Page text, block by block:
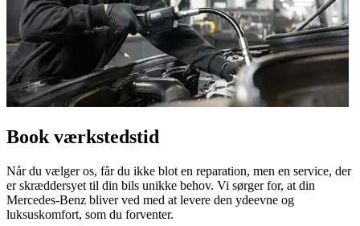
Book værkstedstid
Når du vælger os, får du ikke blot en reparation, men en service, der
er skræddersyet til din bils unikke behov. Vi sørger for, at din
Mercedes-Benz bliver ved med at levere den ydeevne og
luksuskomfort, som du forventer.